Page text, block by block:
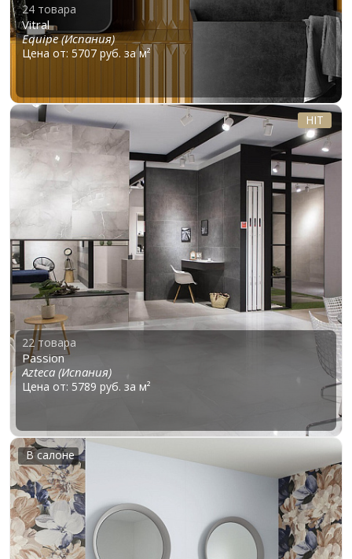
24 товара
Vitral
Equipe (Испания)
Цена от: 5707 руб. за м²
HIT
22 товара
Passion
Azteca (Испания)
Цена от: 5789 руб. за м²
В салоне